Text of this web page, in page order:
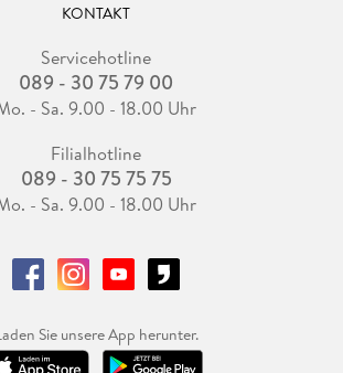
KONTAKT
Servicehotline
089 - 30 75 79 00
- Sa. 9.00 - 18.00 Uhr
Filialhotline
089 - 30 75 75 75
- Sa. 9.00 - 18.00 Uhr
Sie unsere App herunter.